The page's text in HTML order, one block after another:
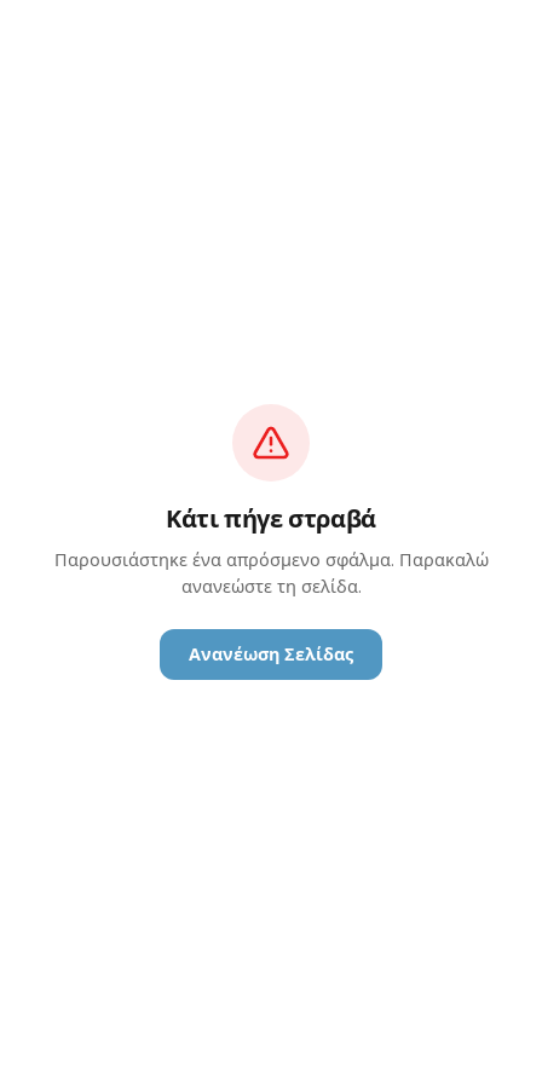
Κάτι πήγε στραβά
Παρουσιάστηκε ένα απρόσμενο σφάλμα. Παρακαλώ
ανανεώστε τη σελίδα.
Ανανέωση Σελίδας